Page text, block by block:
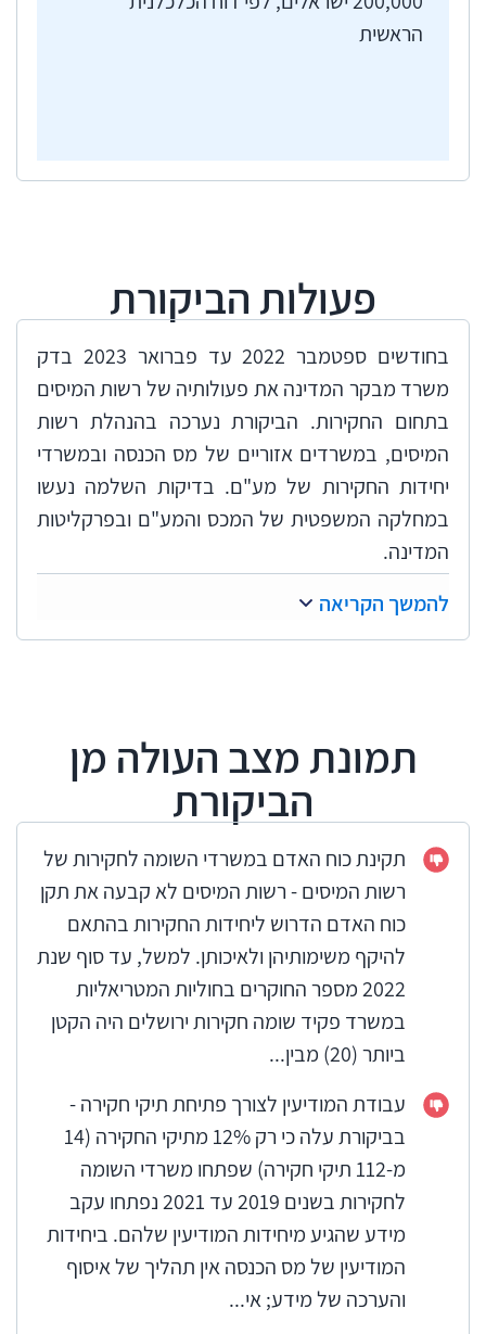
הראשית
פעולות הביקורת
​בחודשים ספטמבר 2022 עד פברואר 2023 בדק
משרד מבקר המדינה את פעולותיה של רשות המיסים
בתחום החקירות. הביקורת נערכה בהנהלת רשות
המיסים, במשרדים אזוריים של מס הכנסה ובמשרדי
יחידות החקירות של מע"ם. בדיקות השלמה נעשו
במחלקה המשפטית של המכס והמע"ם ובפרקליטות
המדינה.
להמשך הקריאה
תמונת מצב העולה מן
הביקורת
תקינת כוח האדם במשרדי השומה לחקירות של
רשות המיסים - רשות המיסים לא קבעה את תקן
כוח האדם הדרוש ליחידות החקירות בהתאם
להיקף משימותיהן ולאיכותן. למשל, עד סוף שנת
2022 מספר החוקרים בחוליות המטריאליות
במשרד פקיד שומה חקירות ירושלים היה הקטן
ביותר (20) מבין...
עבודת המודיעין לצורך פתיחת תיקי חקירה -
בביקורת עלה כי רק 12% מתיקי החקירה (14
מ-112 תיקי חקירה) שפתחו משרדי השומה
לחקירות בשנים 2019 עד 2021 נפתחו עקב
מידע שהגיע מיחידות המודיעין שלהם. ביחידות
המודיעין של מס הכנסה אין תהליך של איסוף
והערכה של מידע; אי...